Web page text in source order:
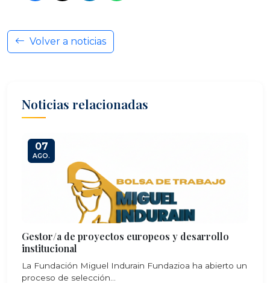
Volver a noticias
Noticias relacionadas
07
AGO.
Gestor/a de proyectos europeos y desarrollo
institucional
La Fundación Miguel Indurain Fundazioa ha abierto un
proceso de selección...